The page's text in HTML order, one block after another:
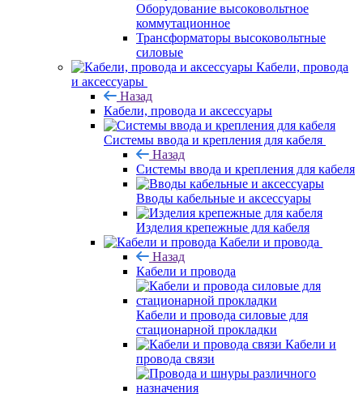
Оборудование высоковольтное
коммутационное
Трансформаторы высоковольтные
силовые
Кабели, провода
и аксессуары
Назад
Кабели, провода и аксессуары
Системы ввода и крепления для кабеля
Назад
Системы ввода и крепления для кабеля
Вводы кабельные и аксессуары
Изделия крепежные для кабеля
Кабели и провода
Назад
Кабели и провода
Кабели и провода силовые для
стационарной прокладки
Кабели и
провода связи